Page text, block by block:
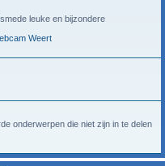
leuke en bijzondere
Weert
onderwerpen die niet zijn in te delen